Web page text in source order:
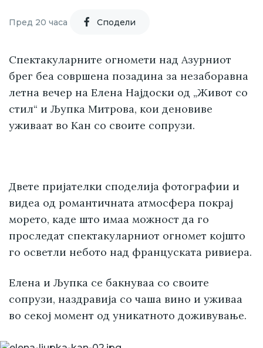
Пред 20 часа Cподели
Спектакуларните огномети над Азурниот
брег беа совршена позадина за незаборавна
летна вечер на Елена Најдоски од „Живот со
стил“ и Љупка Митрова, кои деновиве
уживаат во Кан со своите сопрузи.
Двете пријателки споделија фотографии и
видеа од романтичната атмосфера покрај
морето, каде што имаа можност да го
проследат спектакуларниот огномет којшто
го осветли небото над француската ривиера.
Елена и Љупка се бакнуваа со своите
сопрузи, наздравија со чаша вино и уживаа
во секој момент од уникатното доживување.